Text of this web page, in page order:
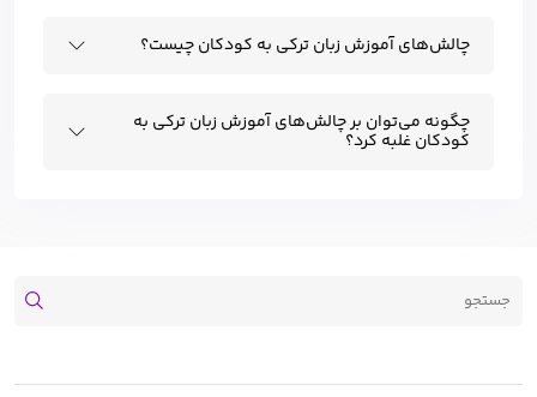
چالش‌های آموزش زبان ترکی به کودکان چیست؟
چگونه می‌توان بر چالش‌های آموزش زبان ترکی به
کودکان غلبه کرد؟